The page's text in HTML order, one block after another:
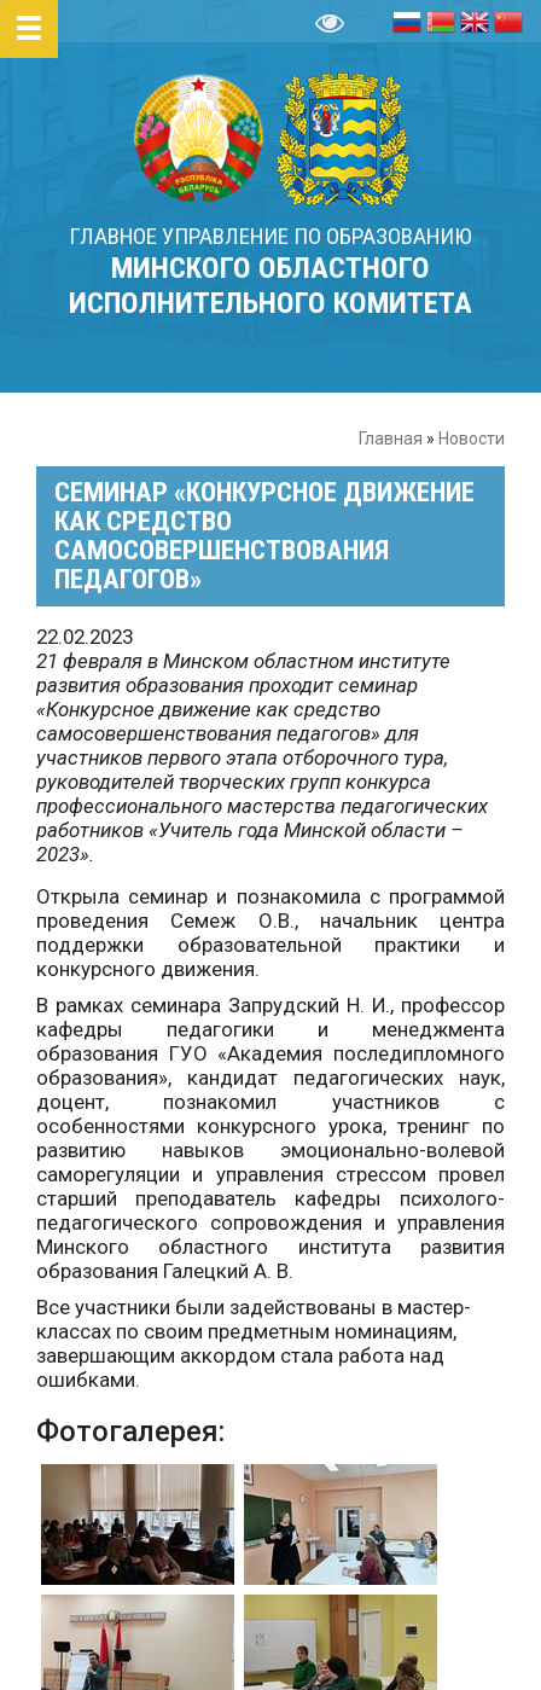
ГЛАВНОЕ УПРАВЛЕНИЕ ПО ОБРАЗОВАНИЮ
МИНСКОГО ОБЛАСТНОГО
ИСПОЛНИТЕЛЬНОГО КОМИТЕТА
Главная » Новости
СЕМИНАР «КОНКУРСНОЕ ДВИЖЕНИЕ
КАК СРЕДСТВО
САМОСОВЕРШЕНСТВОВАНИЯ
ПЕДАГОГОВ»
22.02.2023
21 февраля в Минском областном институте
развития образования проходит семинар
«Конкурсное движение как средство
самосовершенствования педагогов» для
участников первого этапа отборочного тура,
руководителей творческих групп конкурса
профессионального мастерства педагогических
работников «Учитель года Минской области –
2023».
Открыла семинар и познакомила с программой
проведения Семеж О.В., начальник центра
поддержки образовательной практики и
конкурсного движения.
В рамках семинара Запрудский Н. И., профессор
кафедры педагогики и менеджмента
образования ГУО «Академия последипломного
образования», кандидат педагогических наук,
доцент, познакомил участников с
особенностями конкурсного урока, тренинг по
развитию навыков эмоционально-волевой
саморегуляции и управления стрессом провел
старший преподаватель кафедры психолого-
педагогического сопровождения и управления
Минского областного института развития
образования Галецкий А. В.
Все участники были задействованы в мастер-
классах по своим предметным номинациям,
завершающим аккордом стала работа над
ошибками.
Фотогалерея: